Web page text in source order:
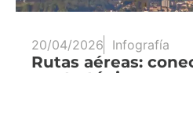
20/04/2026 Infografía
Rutas aéreas:
y estratégica